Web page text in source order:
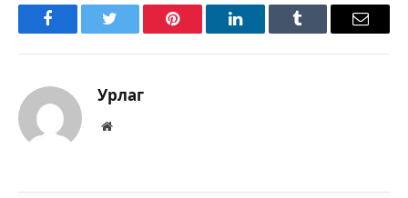
FacebookTwitter Pinterest LinkedInTumblr Имэйл
Урлаг
Вэбсайт